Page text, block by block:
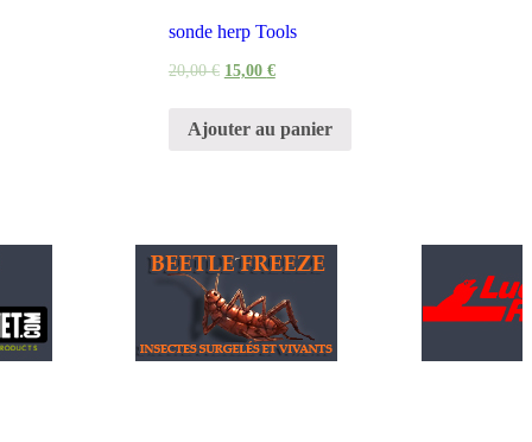
sonde herp Tools
20,00€ 15,00 €
Ajouter au panier